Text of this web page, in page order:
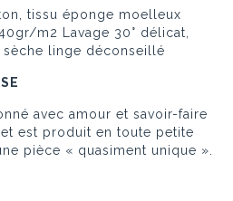
tissu éponge moelleux
m2 Lavage 30° délicat,
sèche linge déconseillé
avec amour et savoir-faire
est produit en toute petite
pièce « quasiment unique ».